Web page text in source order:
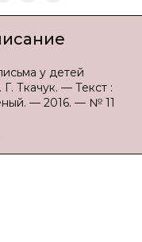
у детей
Ткачук. — Текст :
— 2016. — № 11